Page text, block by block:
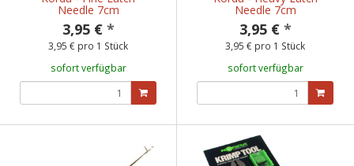
Needle 7cm
3,95 € *
3,95 € pro 1 Stück
sofort verfügbar
Needle 7cm
3,95 € *
3,95 € pro 1 Stück
sofort verfügbar